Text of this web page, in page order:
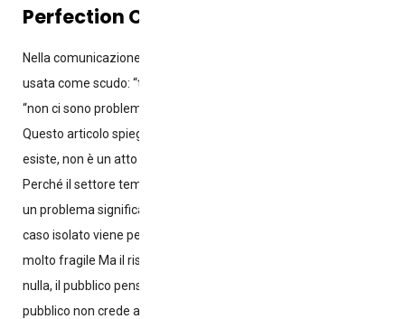
Perfection Convinces No One
Nella comunicazione alimentare, la perfezione viene spesso
usata come scudo: “tutto è sotto controllo”, “tutto è sicuro”,
“non ci sono problemi”. Ma il pubblico non crede alla perfezione.
Questo articolo spiega perché ammettere un errore, quando
esiste, non è un atto suicida: è l’unico modo per essere credibili.
Perché il settore teme gli errori Perché pensi che: Ammettere
un problema significa ammettere la propria incompetenza un
caso isolato viene percepito come un sistema la reputazione è
molto fragile Ma il risultato è peggiore: quando non ammetti
nulla, il pubblico pensa che tu stia nascondendo tutto. Perché il
pubblico non crede ai